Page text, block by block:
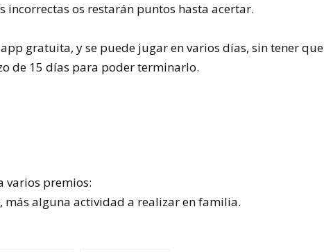
incorrectas os restarán puntos hasta acertar.
gratuita, y se puede jugar en varios días, sin tener que
de 15 días para poder terminarlo.
varios premios:
alguna actividad a realizar en familia.